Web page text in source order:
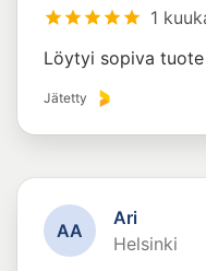
1
Löytyi sopiva
Jätetty
AA
Ari
Helsinki